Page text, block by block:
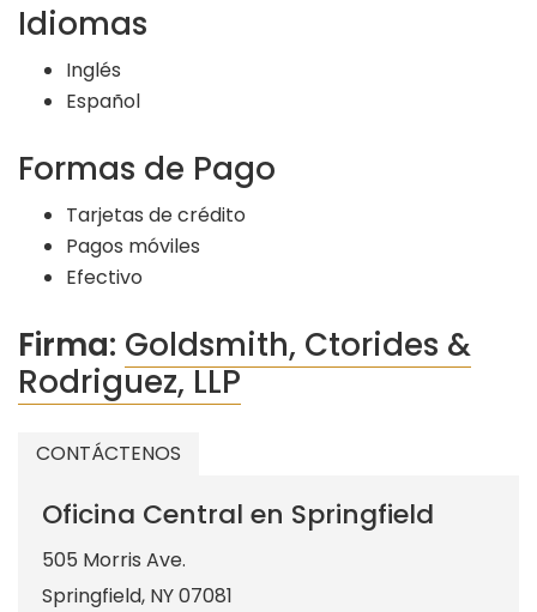
Idiomas
Inglés
Español
Formas de Pago
Tarjetas de crédito
Pagos móviles
Efectivo
Firma: Goldsmith, Ctorides &
Rodriguez, LLP
CONTÁCTENOS
Oficina Central en Springfield
505 Morris Ave.
Springfield, NY07081